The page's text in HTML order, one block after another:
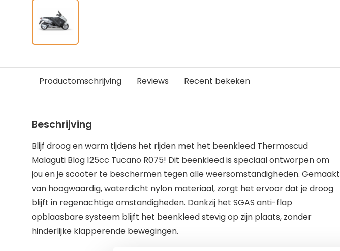
Productomschrijving Reviews Recent bekeken
Beschrijving
Blijf droog en warm tijdens het rijden met het beenkleed Thermoscud
Malaguti Blog 125cc Tucano R075! Dit beenkleed is speciaal ontworpen om
jou en je scooter te beschermen tegen alle weersomstandigheden. Gemaakt
van hoogwaardig, waterdicht nylon materiaal, zorgt het ervoor dat je droog
blijft in regenachtige omstandigheden. Dankzij het SGAS anti-flap
opblaasbare systeem blijft het beenkleed stevig op zijn plaats, zonder
hinderlijke klapperende bewegingen.